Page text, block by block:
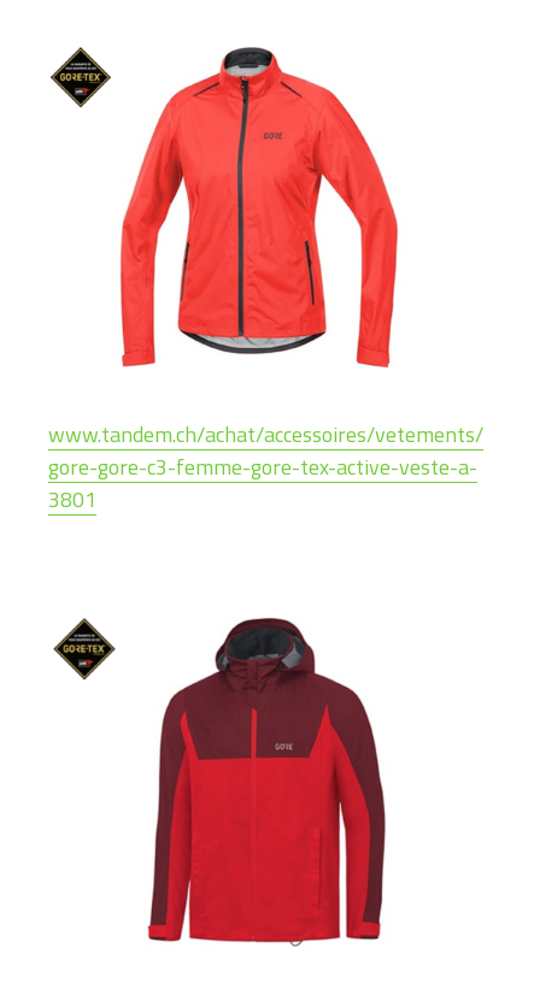
www.tandem.ch/achat/accessoires/vetements/
gore-gore-c3-femme-gore-tex-active-veste-a-
3801